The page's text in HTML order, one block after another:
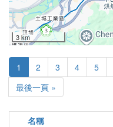
3 km
1 2 3 4 5
最後一頁 »
名稱